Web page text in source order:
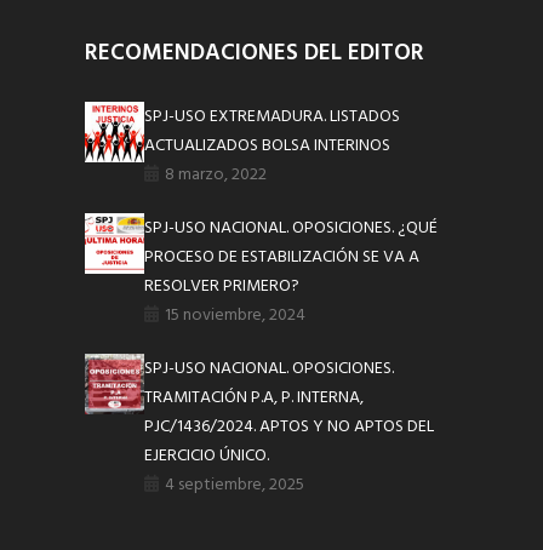
RECOMENDACIONES DEL EDITOR
SPJ-USO EXTREMADURA. LISTADOS
ACTUALIZADOS BOLSA INTERINOS
8 marzo, 2022
SPJ-USO NACIONAL. OPOSICIONES. ¿QUÉ
PROCESO DE ESTABILIZACIÓN SE VA A
RESOLVER PRIMERO?
15 noviembre, 2024
SPJ-USO NACIONAL. OPOSICIONES.
TRAMITACIÓN P.A, P. INTERNA,
PJC/1436/2024. APTOS Y NO APTOS DEL
EJERCICIO ÚNICO.
4 septiembre, 2025